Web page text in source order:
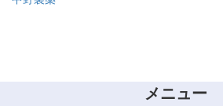
メニュー